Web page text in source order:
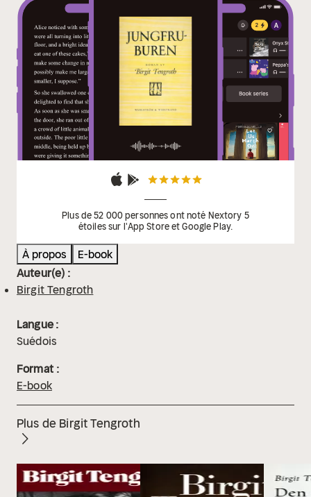
Plus de 52 000 personnes ont noté Nextory 5
étoiles sur l'App Store et Google Play.
À propos
E-book
Auteur(e) :
Birgit Tengroth
Langue :
Suédois
Format :
E-book
Plus de Birgit Tengroth